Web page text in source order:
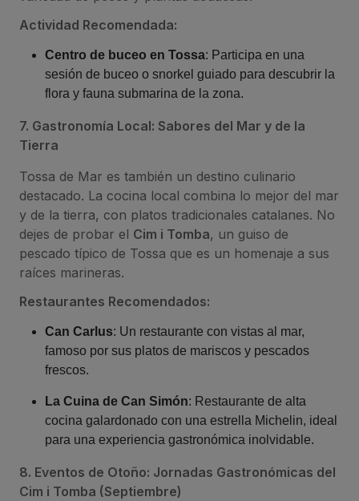
Actividad Recomendada:
Centro de buceo en Tossa: Participa en una
sesión de buceo o snorkel guiado para descubrir la
flora y fauna submarina de la zona.
7. Gastronomía Local: Sabores del Mar y de la
Tierra
Tossa de Mar es también un destino culinario
destacado. La cocina local combina lo mejor del mar
y de la tierra, con platos tradicionales catalanes. No
dejes de probar el Cim i Tomba, un guiso de
pescado típico de Tossa que es un homenaje a sus
raíces marineras.
Restaurantes Recomendados:
Can Carlus: Un restaurante con vistas al mar,
famoso por sus platos de mariscos y pescados
frescos.
La Cuina de Can Simón: Restaurante de alta
cocina galardonado con una estrella Michelin, ideal
para una experiencia gastronómica inolvidable.
8. Eventos de Otoño: Jornadas Gastronómicas del
Cim i Tomba (Septiembre)